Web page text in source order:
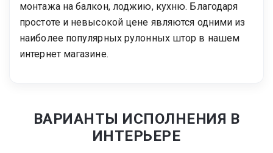
монтажа на балкон, лоджию, кухню. Благодаря
простоте и невысокой цене являются одними из
наиболее популярных рулонных штор в нашем
интернет магазине.
ВАРИАНТЫ ИСПОЛНЕНИЯ В
ИНТЕРЬЕРЕ